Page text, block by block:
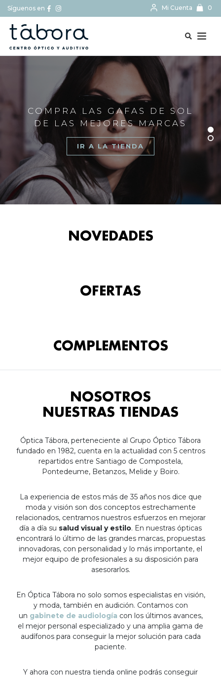
Síguenos en Mi Cuenta 0
COMPRA LAS GAFAS DE SOL
DE LAS MEJORES MARCAS
IR A LA TIENDA
NOVEDADES
OFERTAS
COMPLEMENTOS
NOSOTROS
NUESTRAS TIENDAS
Óptica Tábora, perteneciente al Grupo Óptico Tábora
fundado en 1982, cuenta en la actualidad con 5 centros
repartidos entre Santiago de Compostela,
Pontedeume, Betanzos, Melide y Boiro.
La experiencia de estos más de 35 años nos dice que
moda y visión son dos conceptos estrechamente
relacionados, centramos nuestros esfuerzos en mejorar
día a día su salud visual y estilo. En nuestras ópticas
encontrará lo último de las grandes marcas, propuestas
innovadoras, con personalidad y lo más importante, el
mejor equipo de profesionales a su disposición para
asesorarlos.
En Óptica Tábora no solo somos especialistas en visión,
y moda, también en audición. Contamos con
un gabinete de audiología con los últimos avances,
el mejor personal especializado y una amplia gama de
audífonos para conseguir la mejor solución para cada
paciente.
Y ahora con nuestra tienda online podrás conseguir